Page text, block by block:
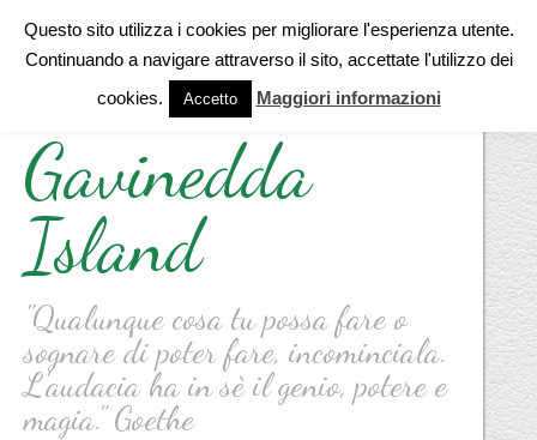
Gavinedda
Island
"Qualunque cosa tu possa fare o
sognare di poter fare, incominciala.
L'audacia ha in sè il genio, potere e
magia." Goethe
Questo sito utilizza i cookies per migliorare l'esperienza utente.
Continuando a navigare attraverso il sito, accettate l'utilizzo dei
cookies.
Accetto Maggiori informazioni